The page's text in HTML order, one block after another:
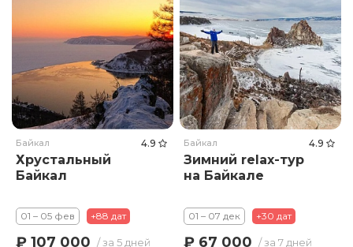
Байкал 4.9
Хрустальный
Байкал
01 – 05 фев +88 дат
₽ 107 000 / за 5 дней
Байкал 4.9
Зимний relax-тур
на Байкале
01 – 07 дек +30 дат
₽ 67 000 / за 7 дней